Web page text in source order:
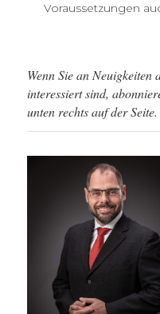
Voraussetzungen
Wenn Sie an Neuigkeiten
interessiert sind,
unten rechts auf der Seite.